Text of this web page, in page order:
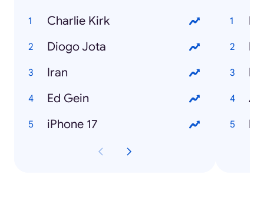
Charlie Kirk
Diogo Jota
Iran
Ed Gein
iPhone 17